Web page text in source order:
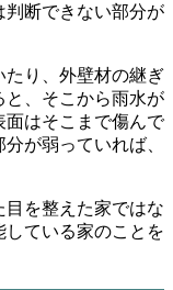
判断できない部分が
たり、外壁材の継ぎ
と、そこから雨水が
面はそこまで傷んで
が弱っていれば、
を整えた家ではな
している家のことを